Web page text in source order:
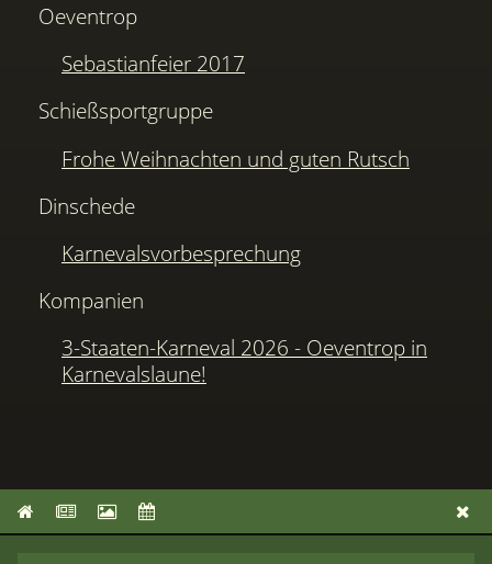
Oeventrop
Sebastianfeier 2017
Schießsportgruppe
Frohe Weihnachten und guten Rutsch
Dinschede
Karnevalsvorbesprechung
Kompanien
3-Staaten-Karneval 2026 - Oeventrop in
Karnevalslaune!